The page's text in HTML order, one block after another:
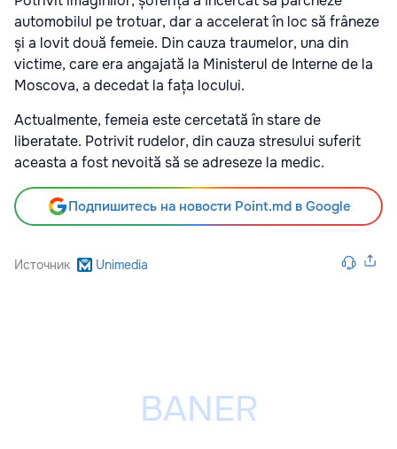
automobilul pe trotuar, dar a accelerat în loc să frâneze
și a lovit două femeie. Din cauza traumelor, una din
victime, care era angajată la Ministerul de Interne de la
Moscova, a decedat la fața locului.
Actualmente, femeia este cercetată în stare de
liberatate. Potrivit rudelor, din cauza stresului suferit
aceasta a fost nevoită să se adreseze la medic.
Подпишитесь на новости Point.md в Google
Источник Unimedia